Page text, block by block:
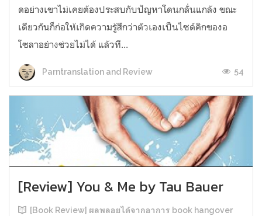
ดอย่างเขาไม่เคยต้องประสบกับปัญหาโดนกลั่นแกล้ง ขณะ
เดียวกันก็ก่อให้เกิดความรู้สึกว่าตัวเองเป็นไซด์คิกของอ
โซลาอย่างช่วยไม่ได้ แล้วที...
Parntranslation and Review 54
[Review] You & Me by Tau Bauer
[Book Review] ผลพลอยได้จากอาการ book hangover